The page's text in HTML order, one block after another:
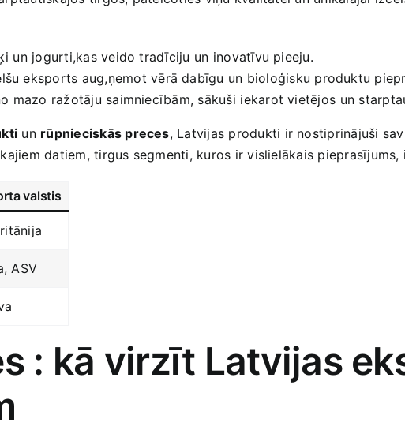
un jogurti,kas veido tradīciju ⁣un inovatīvu pieeju.
eksports aug,ņemot vērā dabīgu un bioloģisku produktu​
⁤mazo ražotāju ‍saimniecībām, sākuši ⁣iekarot vietējos⁣ un
‍un rūpnieciskās preces, ‍Latvijas produkti ir nostiprinājuši​
datiem, tirgus segmenti, kuros ir vislielākais pieprasījums,
valstis
ASV
: ‌kā virzīt Latvijas